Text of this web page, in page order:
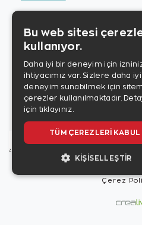
Copyright © 2026, Zen
Zen Diamond
Turquality Destek
Çerez
Bu web sitesi
kullanıyor.
Daha iyi bir deneyim için
ihtiyacımız var. Sizlere daha
deneyim sunabilmek için
çerezler kullanılmaktadır.
için tıklayınız.
TÜM ÇEREZLERI KABUL
KIŞISELLEŞTIR